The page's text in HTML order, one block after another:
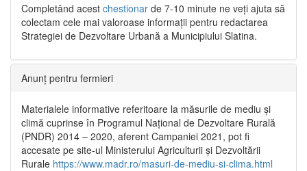
Completând acest chestionar de 7-10 minute ne veți ajuta să
colectam cele mai valoroase informații pentru redactarea
Strategiei de Dezvoltare Urbană a Municipiului Slatina.
Anunț pentru fermieri
Materialele informative referitoare la măsurile de mediu și
climă cuprinse în Programul Național de Dezvoltare Rurală
(PNDR) 2014 – 2020, aferent Campaniei 2021, pot fi
accesate pe site-ul Ministerului Agriculturii și Dezvoltării
Rurale https://www.madr.ro/masuri-de-mediu-si-clima.html